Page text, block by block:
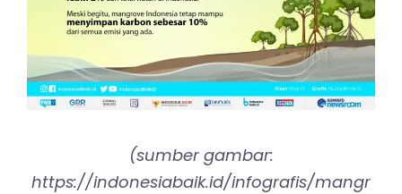
(sumber gambar:
https://indonesiabaik.id/infografis/mangr